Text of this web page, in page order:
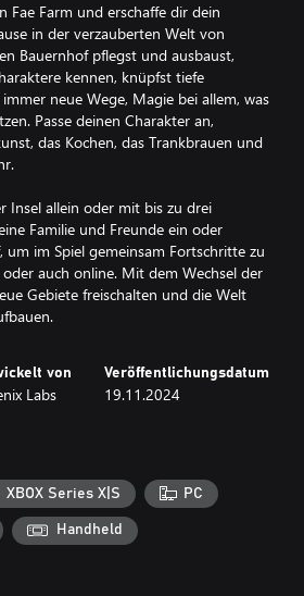
Fae Farm und erschaffe dir dein
in der verzauberten Welt von
Bauernhof pflegst und ausbaust,
kennen, knüpfst tiefe
neue Wege, Magie bei allem, was
Passe deinen Charakter an,
das Kochen, das Trankbrauen und
Insel allein oder mit bis zu drei
Familie und Freunde ein oder
um im Spiel gemeinsam Fortschritte zu
auch online. Mit dem Wechsel der
Gebiete freischalten und die Welt
von
Labs
Veröffentlichungsdatum
19.11.2024
XBOX Series X|S PC
Handheld